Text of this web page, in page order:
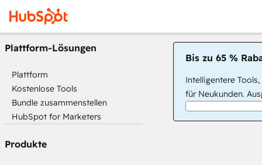
Plattform-Lösungen
Plattform
Kostenlose Tools
Bundle zusammenstellen
HubSpot for Marketers
Produkte
Bis zu 65 %
Intelligentere
für Neukunden.